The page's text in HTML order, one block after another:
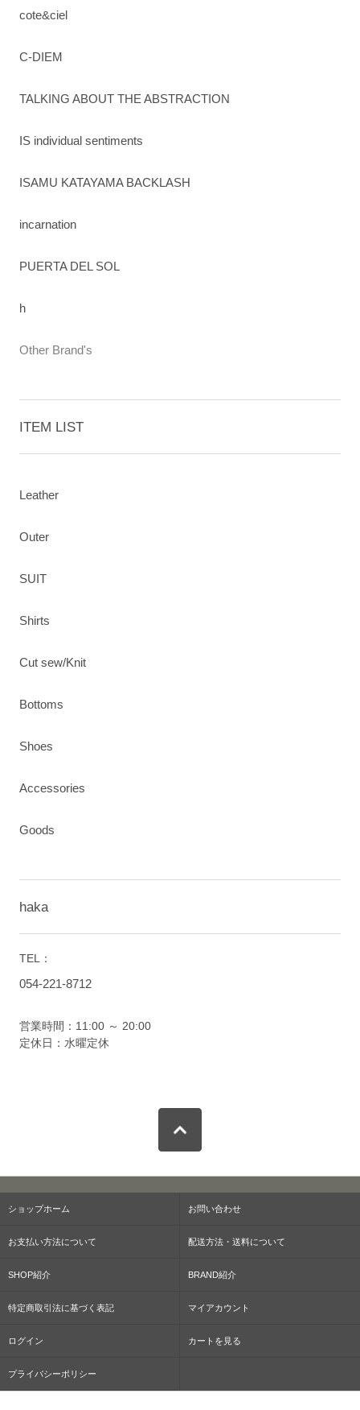
cote&ciel
C-DIEM
TALKING ABOUT THE ABSTRACTION
IS individual sentiments
ISAMU KATAYAMA BACKLASH
incarnation
PUERTA DEL SOL
h
Other Brand's
ITEM LIST
Leather
Outer
SUIT
Shirts
Cut sew/Knit
Bottoms
Shoes
Accessories
Goods
haka
TEL：
054-221-8712
営業時間：11:00 ～ 20:00
定休日：水曜定休
ショップホーム お問い合わせ
お支払い方法について 配送方法・送料について
SHOP紹介 BRAND紹介
特定商取引法に基づく表記 マイアカウント
ログイン カートを見る
プライバシーポリシー